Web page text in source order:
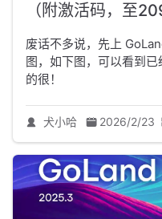
（附激活码，至
废话不多说，先上
图，如下图，可以看到
的很！
犬小哈 2026/2/23